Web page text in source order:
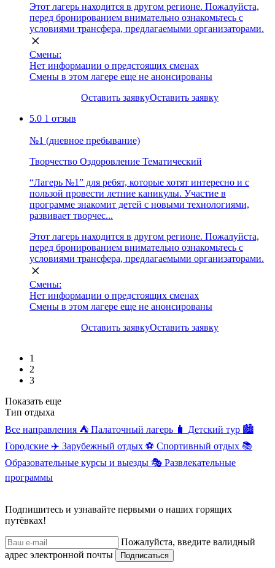
Этот лагерь находится в другом регионе. Пожалуйста,
перед бронированием внимательно ознакомьтесь с
условиями трансфера, предлагаемыми организаторами.
Смены:
Нет информации о предстоящих сменах
Смены в этом лагере еще не анонсированы
Оставить заявкуОставить заявку
5.0 1 отзыв
№1 (дневное пребывание)
Творчество Оздоровление Тематический
“Лагерь №1” для ребят, которые хотят интересно и с
пользой провести летние каникулы. Участие в
программе знакомит детей с новыми технологиями,
развивает творчес...
Этот лагерь находится в другом регионе. Пожалуйста,
перед бронированием внимательно ознакомьтесь с
условиями трансфера, предлагаемыми организаторами.
Смены:
Нет информации о предстоящих сменах
Смены в этом лагере еще не анонсированы
Оставить заявкуОставить заявку
1
2
3
Показать еще
Тип отдыха
Все направления ⛺ Палаточный лагерь 🧳 Детский тур 🏙️
Городские ✈️ Зарубежный отдых ⚽ Спортивный отдых 📚
Образовательные курсы и выезды 🎭 Развлекательные
программы
Подпишитесь и узнавайте первыми о наших горящих
путёвках!
Пожалуйста, введите валидный
адрес электронной почты
Подписаться